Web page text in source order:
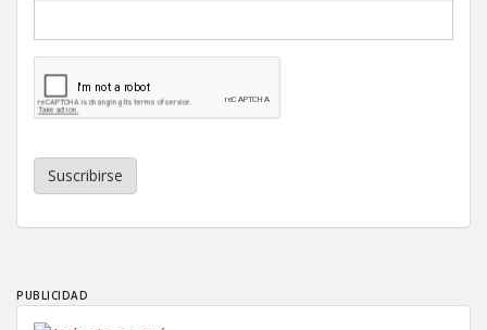
Suscribirse
PUBLICIDAD